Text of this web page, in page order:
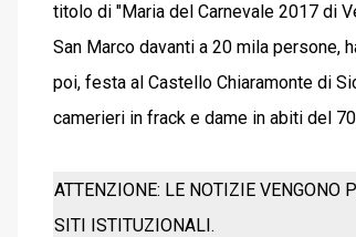
titolo di "Maria del Carnevale 2017 di
San Marco davanti a 20 mila
poi, festa al Castello Chiaramonte di
camerieri in frack e dame in abiti del
ATTENZIONE: LE NOTIZIE VENGONO
SITI ISTITUZIONALI.